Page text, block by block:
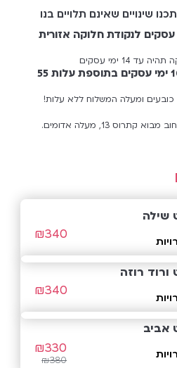
שינויים שאינם תלויים בנו
רגיל תוך 7-14 ימי עסקים לנקודת חלוקה אזורית
ימי עסקים
משלוח עד הבית מ5 עד 10 ימי עסקים בתוספת עלות 55
13, מעלה אדומים.
שילה
₪340
רוזה
₪340
אביב
₪380
₪330